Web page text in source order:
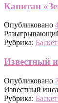
Капитан
Опубликовано
Рубрика:
Известный
Опубликовано
Известный
Рубрика: